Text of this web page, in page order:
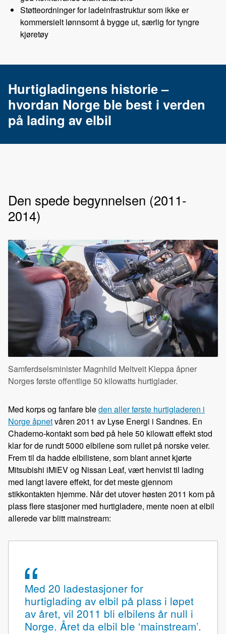
Støtteordninger for ladeinfrastruktur som ikke er
kommersielt lønnsomt å bygge ut, særlig for tyngre
kjøretøy
Hurtigladingens historie –
hvordan Norge ble best i verden
på lading av elbil
Den spede begynnelsen (2011-
2014)
Samferdselsminister Magnhild Meltveit Kleppa åpner
Norges første offentlige 50 kilowatts hurtiglader.
Med korps og fanfare bleden aller første hurtigladeren i
Norge åpnetvåren 2011 av Lyse Energi i Sandnes. En
Chademo-kontakt som bød på hele 50 kilowatt effekt stod
klar for de rundt 5000 elbilene som rullet på norske veier.
Frem til da hadde elbilistene, som blant annet kjørte
Mitsubishi iMiEV og Nissan Leaf, vært henvist til lading
med langt lavere effekt, for det meste gjennom
stikkontakten hjemme. Når det utover høsten 2011 kom på
plass flere stasjoner med hurtigladere, mente noen at elbil
allerede var blitt mainstream:
Med 20 ladestasjoner for
hurtiglading av elbil på plass i løpet
av året, vil 2011 bli elbilens år null i
Norge. Året da elbil ble ‘mainstream’.